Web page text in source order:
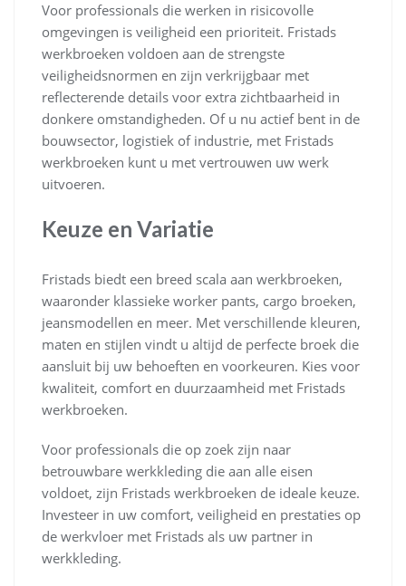
Voor professionals die werken in risicovolle
omgevingen is veiligheid een prioriteit. Fristads
werkbroeken voldoen aan de strengste
veiligheidsnormen en zijn verkrijgbaar met
reflecterende details voor extra zichtbaarheid in
donkere omstandigheden. Of u nu actief bent in de
bouwsector, logistiek of industrie, met Fristads
werkbroeken kunt u met vertrouwen uw werk
uitvoeren.
Keuze en Variatie
Fristads biedt een breed scala aan werkbroeken,
waaronder klassieke worker pants, cargo broeken,
jeansmodellen en meer. Met verschillende kleuren,
maten en stijlen vindt u altijd de perfecte broek die
aansluit bij uw behoeften en voorkeuren. Kies voor
kwaliteit, comfort en duurzaamheid met Fristads
werkbroeken.
Voor professionals die op zoek zijn naar
betrouwbare werkkleding die aan alle eisen
voldoet, zijn Fristads werkbroeken de ideale keuze.
Investeer in uw comfort, veiligheid en prestaties op
de werkvloer met Fristads als uw partner in
werkkleding.